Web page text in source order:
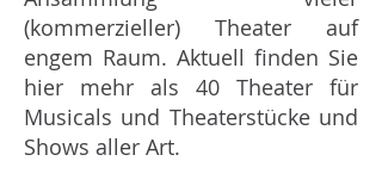
(kommerzieller) Theater auf
engem Raum. Aktuell finden Sie
hier mehr als 40 Theater für
Musicals und Theaterstücke und
Shows aller Art.